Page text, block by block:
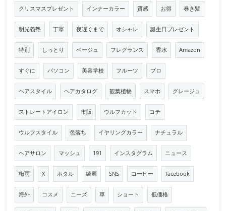
クリスマスプレゼント インナーカラー 質感 お得 巻き髪
明光義塾 丁寧 夜遅くまで オシャレ 誕生日プレゼント
特別 しっとり ベージュ フレグランス 香水 Amazon
すぐに パソコン 美容学校 フルーツ プロ
ヘアスタイル ヘアカタログ 観葉植物 スマホ グレージュ
ストレートアイロン 市販 ウルフカット コテ
ウルフスタイル 色落ち イヤリングカラー ナチュラル
ヘアサロン マッシュ 191 インスタグラム ニュース
梅雨 X ホタル 綺麗 SNS コーヒー facebook
海外 コスメ ニーズ 車 ショート 低価格